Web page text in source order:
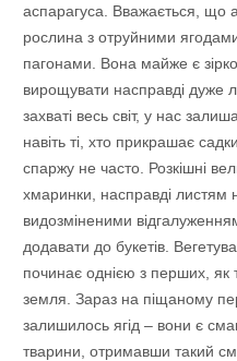
аспарагуса. Вважається, що
рослина з отруйними
пагонами. Вона майже є
вирощувати насправді дуже
захваті весь світ, у нас
навіть ті, хто прикрашає
спаржу не часто. Розкішні
хмаринки, насправді листям
видозміненими
додавати до букетів.
починає однією з перших, як
земля. Зараз на піщаному
залишилось ягід – вони є
тварини, отримавши такий